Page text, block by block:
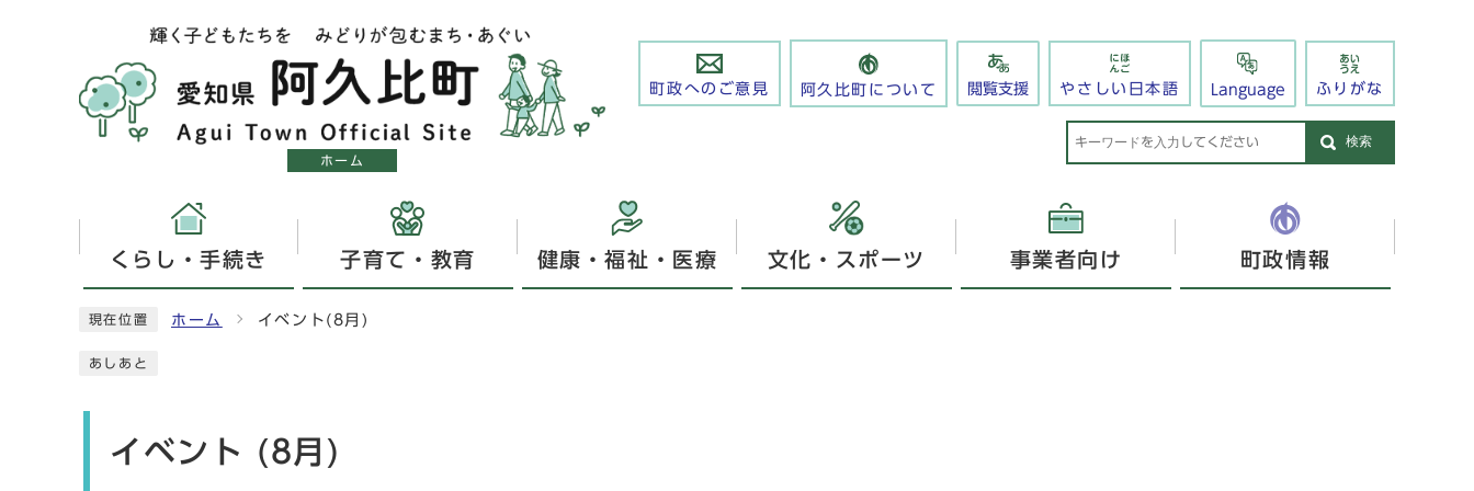
ホーム
町政へのご意見 阿久比町について 閲覧支援 やさしい日本語 Language ふりがな
検索
くらし・手続き 子育て・教育 健康・福祉・医療 文化・スポーツ 事業者向け 町政情報
現在位置 ホーム イベント(8月)
あしあと
イベント (8月)